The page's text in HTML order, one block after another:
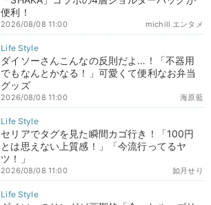
便利！
michill エンタメ
2026/08/08 11:00
ダイソーさんこんなの反則だよ…！「不器用
でもなんとかなる！」可愛くて便利なお弁当
グッズ
海原藍
2026/08/08 11:00
セリアでタグを見た瞬間カゴ行き！「100円
とは思えない上質感！」「今流行ってるヤ
ツ！」
如月せり
2026/08/08 11:00